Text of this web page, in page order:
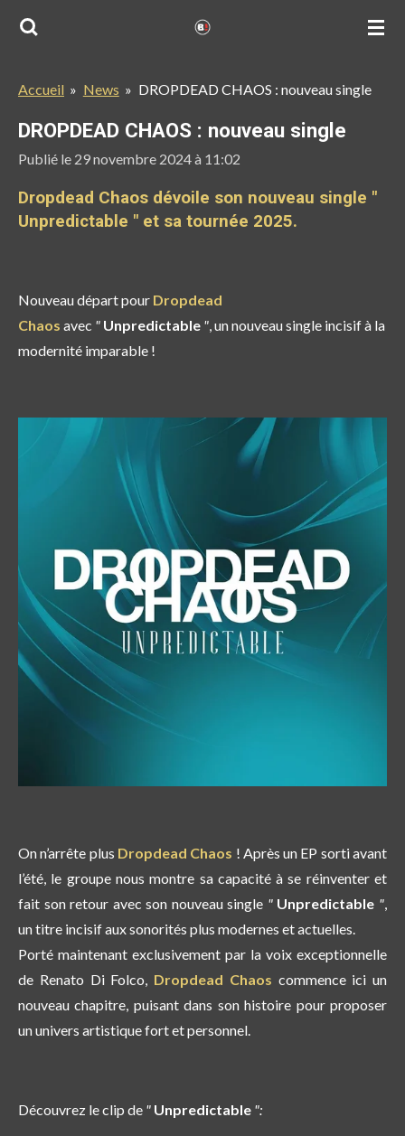
Passer
principal
Accueil » News » DROPDEAD CHAOS : nouveau single
DROPDEAD CHAOS : nouveau single
Publié le 29 novembre 2024 à 11:02
Dropdead Chaos dévoile son nouveau single "
Unpredictable " et sa tournée 2025.
Nouveau départ pour Dropdead
Chaos avec " Unpredictable ", un nouveau single incisif à la
modernité imparable !
On n’arrête plus Dropdead Chaos ! Après un EP sorti avant
l’été, le groupe nous montre sa capacité à se réinventer et
fait son retour avec son nouveau single " Unpredictable ",
un titre incisif aux sonorités plus modernes et actuelles.
Porté maintenant exclusivement par la voix exceptionnelle
de Renato Di Folco, Dropdead Chaos commence ici un
nouveau chapitre, puisant dans son histoire pour proposer
un univers artistique fort et personnel.
Découvrez le clip de " Unpredictable ":